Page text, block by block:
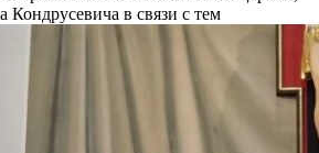
Кондрусевича в связи с тем